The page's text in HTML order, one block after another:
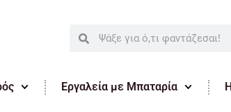
SearchSearch
Εργαλεία με Μπαταρία